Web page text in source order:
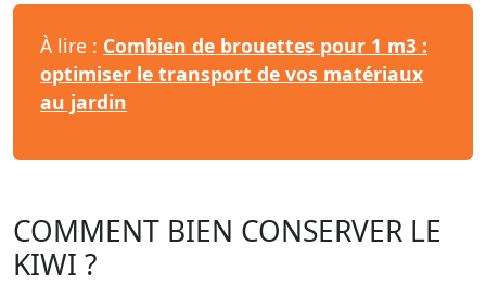
À lire : Combien de brouettes pour 1 m3 :
optimiser le transport de vos matériaux
au jardin
COMMENT BIEN CONSERVER LE
KIWI ?